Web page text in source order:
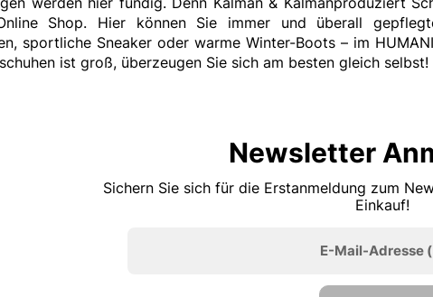
Shop. Hier können Sie immer und überall
, sportliche Sneaker oder warme Winter-Boots – im
ist groß, überzeugen Sie sich am besten gleich selbst!
Newsletter
Sichern Sie sich für die Erstanmeldung zum
Einkauf!
E-Mail-Adresse